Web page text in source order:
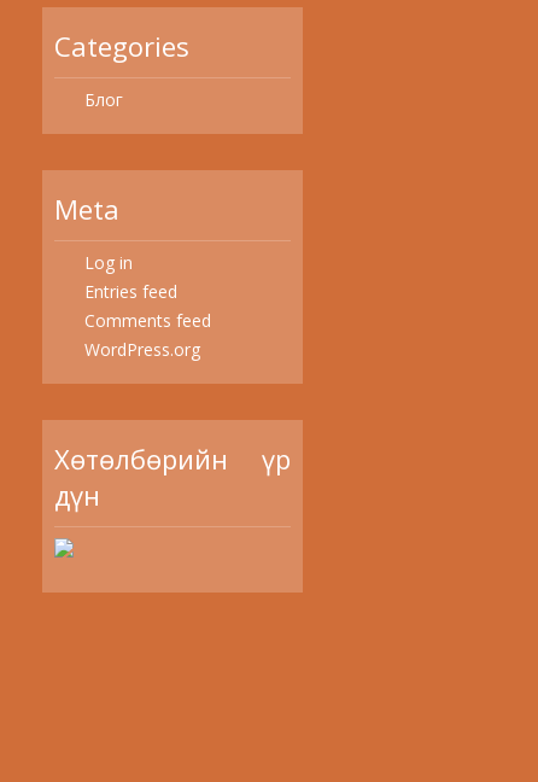
Categories
Блог
Meta
Log in
Entries feed
Comments feed
WordPress.org
Хөтөлбөрийн үр
дүн